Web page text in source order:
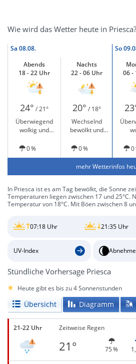
Wie wird das Wetter heute in Priesca?
Sa 08.08. So
Abends
18 - 22 Uhr
Nachts
22 - 06 Uhr
06 -
24° / 21° 20° / 18°
Überwiegend
wolkig und
Wechselnd
bewölkt und
0 % 0 % 0
mehr Wetterinfos
In Priesca ist es am Tag bewölkt, die Sonne
Temperaturen liegen zwischen 17 und 25°C.
Temperatur von 18°C. Mit Böen zwischen 8
07:18 Uhr 21:35 Uhr
UV-Index
Stündliche Vorhersage Priesca
Heute gibt es bis zu 4 Sonnenstunden
Übersicht Diagramm
21-22 Uhr Zeitweise Regen
21° 75 %